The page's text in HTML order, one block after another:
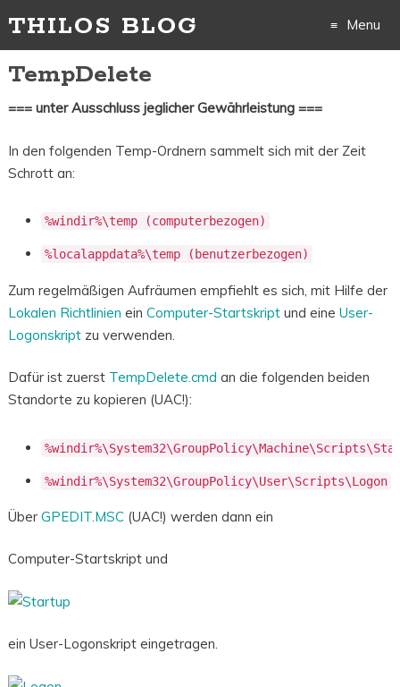
THILOS BLOG Menu
content
TempDelete
=== unter Ausschluss jeglicher Gewährleistung ===
In den folgenden Temp-Ordnern sammelt sich mit der Zeit
Schrott an:
%windir%\temp (computerbezogen)
%localappdata%\temp (benutzerbezogen)
Zum regelmäßigen Aufräumen empfiehlt es sich, mit Hilfe der
Lokalen Richtlinien ein Computer-Startskriptund eine User-
Logonskriptzu verwenden.
Dafür ist zuerst TempDelete.cmd an die folgenden beiden
Standorte zu kopieren (UAC!):
%windir%\System32\GroupPolicy\User\Scripts\Logon
Über GPEDIT.MSC(UAC!) werden dann ein
Computer-Startskript und
ein User-Logonskript eingetragen.